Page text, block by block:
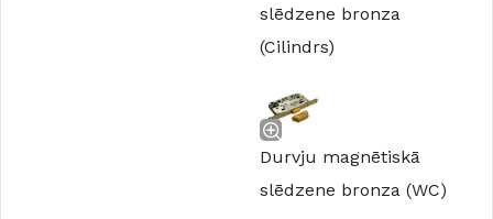
slēdzene bronza
(Cilindrs)
Durvju magnētiskā
slēdzene bronza (WC)